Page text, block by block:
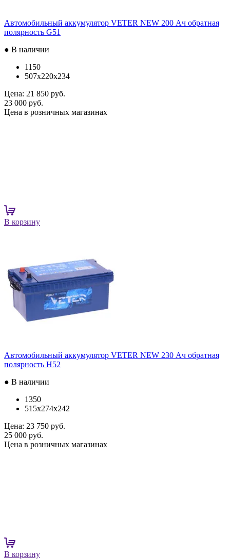
Автомобильный аккумулятор VETER NEW 200 Ач обратная
полярность G51
● В наличии
1150
507x220x234
Цена: 21 850 руб.
23 000 руб.
Цена в розничных магазинах
В корзину
Автомобильный аккумулятор VETER NEW 230 Ач обратная
полярность H52
● В наличии
1350
515x274x242
Цена: 23 750 руб.
25 000 руб.
Цена в розничных магазинах
В корзину